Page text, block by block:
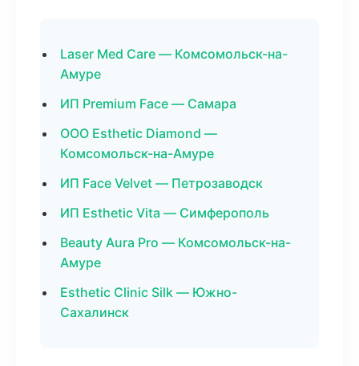
Laser Med Care — Комсомольск-на-
Амуре
ИП Premium Face — Самара
ООО Esthetic Diamond —
Комсомольск-на-Амуре
ИП Face Velvet — Петрозаводск
ИП Esthetic Vita — Симферополь
Beauty Aura Pro — Комсомольск-на-
Амуре
Esthetic Clinic Silk — Южно-
Сахалинск